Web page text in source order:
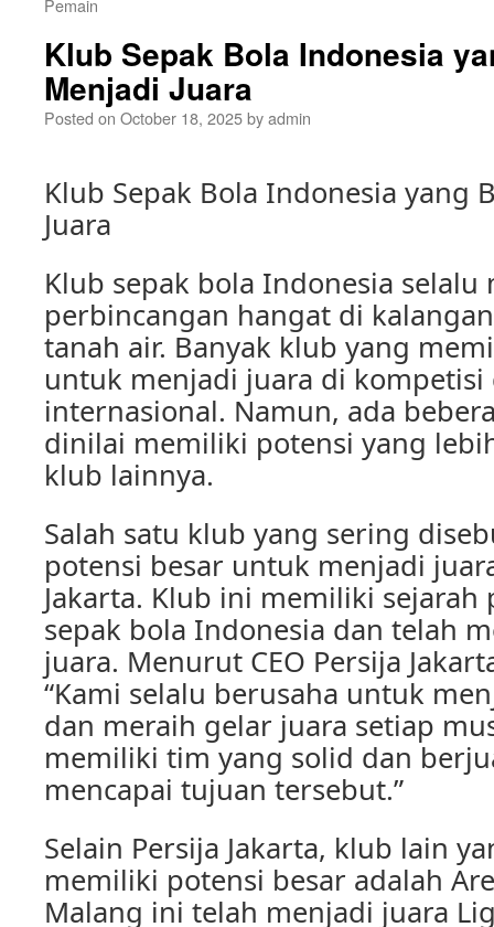
Pemain
Klub Sepak Bola Indonesia
Menjadi Juara
Posted on October 18, 2025byadmin
Klub Sepak Bola Indonesia yang
Juara
Klub sepak bola Indonesia selalu
perbincangan hangat di
tanah air. Banyak klub yang
untuk menjadi juara di
internasional. Namun, ada
dinilai memiliki potensi yang
klub lainnya.
Salah satu klub yang sering
potensi besar untuk menjadi
Jakarta. Klub ini memiliki
sepak bola Indonesia dan telah
juara. Menurut CEO Persija
“Kami selalu berusaha untuk
dan meraih gelar juara setiap
memiliki tim yang solid dan
mencapai tujuan tersebut.”
Selain Persija Jakarta, klub lain
memiliki potensi besar adalah
Malang ini telah menjadi juara